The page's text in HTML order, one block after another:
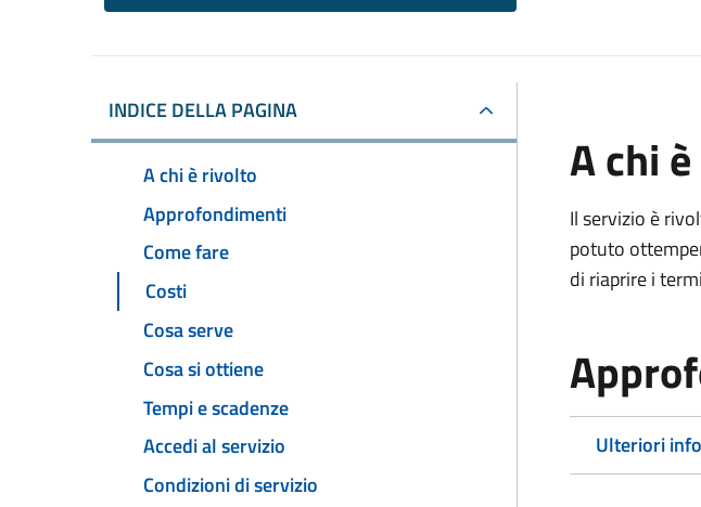
INDICE DELLA PAGINA
A chi è rivolto
Approfondimenti
Come fare
Costi
Cosa serve
Cosa si ottiene
Tempi e scadenze
Accedi al servizio
Condizioni di servizio
A chi
Il servizio è
potuto
di riaprire i
Ulteriori